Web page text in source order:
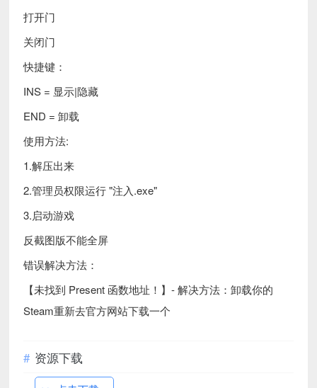
打开门
关闭门
快捷键：
INS = 显示|隐藏
END = 卸载
使用方法:
1.解压出来
2.管理员权限运行 "注入.exe"
3.启动游戏
反截图版不能全屏
错误解决方法：
【未找到 Present 函数地址！】- 解决方法：卸载你的
Steam重新去官方网站下载一个
资源下载